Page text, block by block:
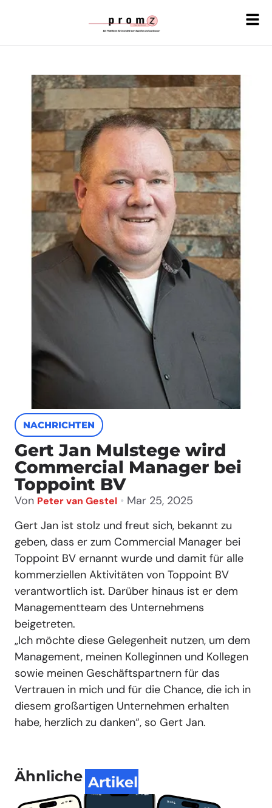
NACHRICHTEN
Gert Jan Mulstege wird
Commercial Manager bei
Toppoint BV
Von Peter van Gestel • Mar 25, 2025
Gert Jan ist stolz und freut sich, bekannt zu
geben, dass er zum Commercial Manager bei
Toppoint BV ernannt wurde und damit für alle
kommerziellen Aktivitäten von Toppoint BV
verantwortlich ist. Darüber hinaus ist er dem
Managementteam des Unternehmens
beigetreten.
„Ich möchte diese Gelegenheit nutzen, um dem
Management, meinen Kolleginnen und Kollegen
sowie meinen Geschäftspartnern für das
Vertrauen in mich und für die Chance, die ich in
diesem großartigen Unternehmen erhalten
habe, herzlich zu danken“, so Gert Jan.
Ähnliche Artikel